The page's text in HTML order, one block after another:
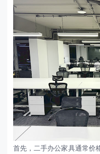
首先，二手办公家具通常价